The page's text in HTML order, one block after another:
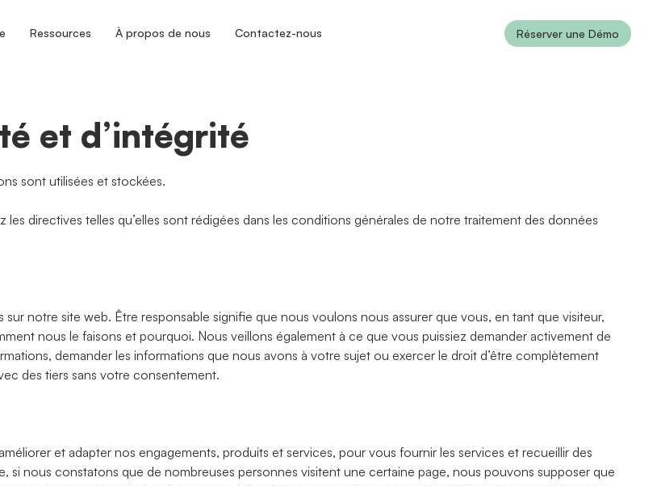
Ressources À propos de nous Contactez-nous Réserver une Démo
et d’intégrité
sont utilisées et stockées.
directives telles qu’elles sont rédigées dans les conditions générales de notre traitement des données
notre site web. Être responsable signifie que nous voulons nous assurer que vous, en tant que visiteur,
nous le faisons et pourquoi. Nous veillons également à ce que vous puissiez demander activement de
demander les informations que nous avons à votre sujet ou exercer le droit d’être complètement
des tiers sans votre consentement.
et adapter nos engagements, produits et services, pour vous fournir les services et recueillir des
si nous constatons que de nombreuses personnes visitent une certaine page, nous pouvons supposer que